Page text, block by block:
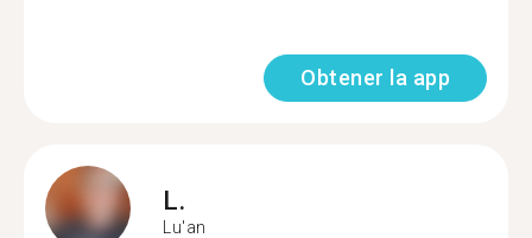
Obtener la app
L.
Lu'an